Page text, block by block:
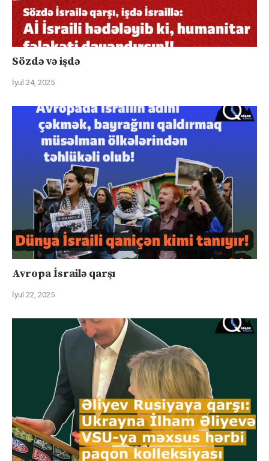
Sözdə və işdə
İyul 24, 2025
Avropa İsrailə qarşı
İyul 22, 2025